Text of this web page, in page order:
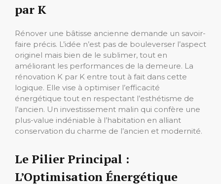
par K
Rénover une bâtisse ancienne demande un savoir-
faire précis. L’idée n’est pas de bouleverser l’aspect
originel mais bien de le sublimer, tout en
améliorant les performances de la demeure. La
rénovation K par K entre tout à fait dans cette
logique. Elle vise à optimiser l’efficacité
énergétique tout en respectant l’esthétisme de
l’ancien. Un investissement malin qui confère une
plus-value indéniable à l’habitation en alliant
conservation du charme de l’ancien et modernité.
Le Pilier Principal :
L’Optimisation Énergétique